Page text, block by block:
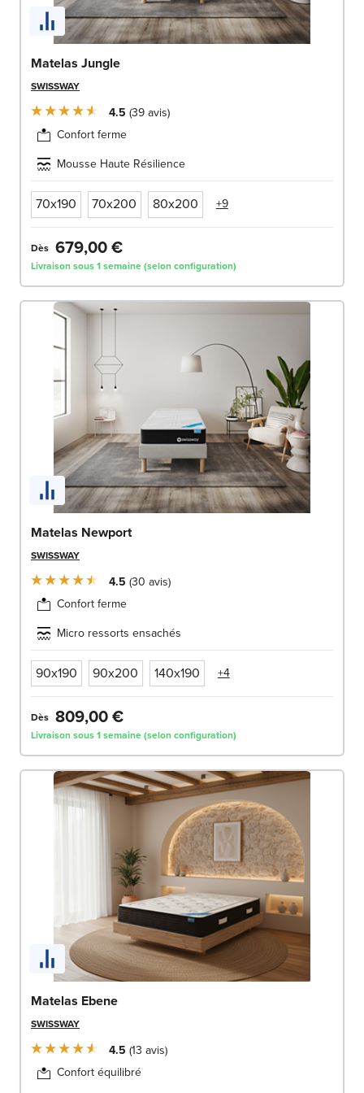
Matelas Jungle
SWISSWAY
4.5 39avis
Confort ferme
Mousse Haute Résilience
70x190 70x200 80x200 +9
Dès 679,00 €
Livraison sous 1 semaine (selon configuration)
Matelas Newport
SWISSWAY
4.5 30 avis
Confort ferme
Micro ressorts ensachés
90x190 90x200 140x190 +4
Dès 809,00 €
Livraison sous 1 semaine (selon configuration)
Matelas Ebene
SWISSWAY
4.5 13 avis
Confort équilibré